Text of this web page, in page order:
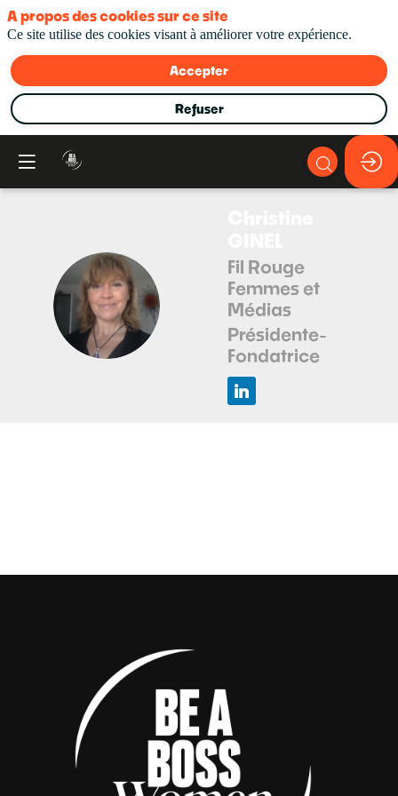
CG
Fil Rouge
Femmes et
Médias
Présidente-
Fondatrice
A propos des cookies sur ce site
Ce site utilise des cookies visant à améliorer votre expérience.
Accepter
Refuser